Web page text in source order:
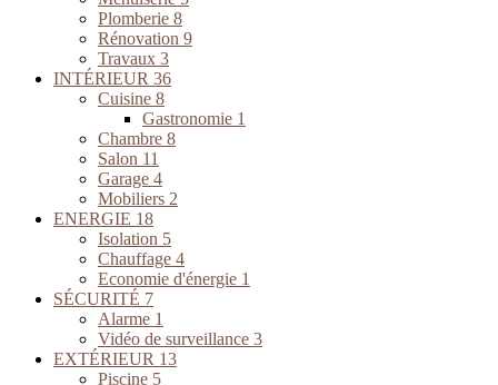
Plomberie 8
Rénovation 9
Travaux 3
INTÉRIEUR 36
Cuisine 8
Gastronomie 1
Chambre 8
Salon 11
Garage 4
Mobiliers 2
ENERGIE 18
Isolation 5
Chauffage 4
Economie d'énergie 1
SÉCURITÉ 7
Alarme 1
Vidéo de surveillance 3
EXTÉRIEUR 13
Piscine 5